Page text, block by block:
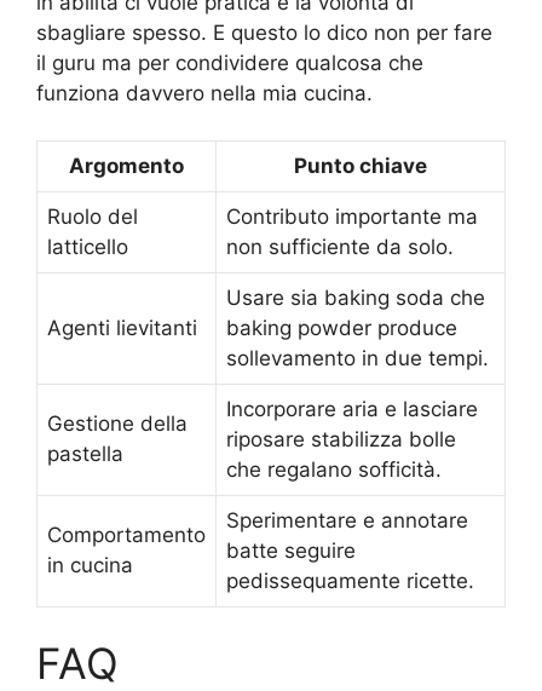
sbagliare spesso. E questo lo dico non per fare
il guru ma per condividere qualcosa che
funziona davvero nella mia cucina.
Argomento Punto chiave
Ruolo del
latticello
Contributo importante ma
non sufficiente da solo.
Agenti lievitanti
Usare sia baking soda che
baking powder produce
sollevamento in due tempi.
Gestione della
pastella
Incorporare aria e lasciare
riposare stabilizza bolle
che regalano sofficità.
Comportamento
in cucina
Sperimentare e annotare
batte seguire
pedissequamente ricette.
FAQ